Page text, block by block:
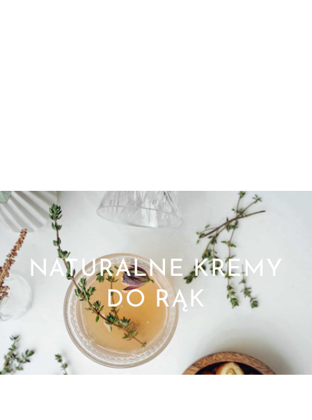
NATURALNE KREMY
DO RĄK